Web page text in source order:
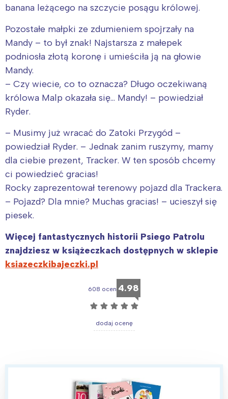
banana leżącego na szczycie posągu królowej.
Pozostałe małpki ze zdumieniem spojrzały na
Mandy – to był znak! Najstarsza z małepek
podniosła złotą koronę i umieściła ją na głowie
Mandy.
– Czy wiecie, co to oznacza? Długo oczekiwaną
królowa Malp okazała się… Mandy! – powiedział
Ryder.
– Musimy już wracać do Zatoki Przygód –
powiedział Ryder. – Jednak zanim ruszymy, mamy
dla ciebie prezent, Tracker. W ten sposób chcemy
ci powiedzieć gracias!
Rocky zaprezentował terenowy pojazd dla Trackera.
– Pojazd? Dla mnie? Muchas gracias! – ucieszył się
piesek.
Więcej fantastycznych historii Psiego Patrolu
znajdziesz w książeczkach dostępnych w sklepie
ksiazeczkibajeczki.pl
608 ocen 4.98
☆ ☆ ☆ ☆ ☆
dodaj ocenę